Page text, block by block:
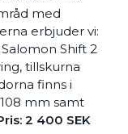
med
erbjuder vi:
Shift 2
tillskurna
finns i
mm samt
2 400 SEK